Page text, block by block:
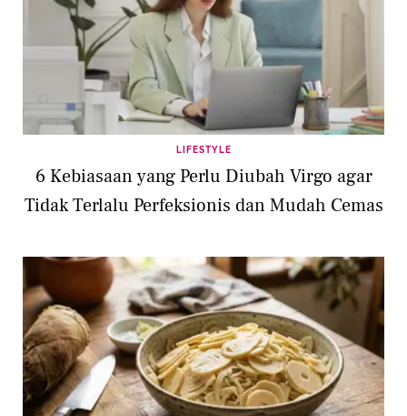
LIFESTYLE
6 Kebiasaan yang Perlu Diubah Virgo agar
Tidak Terlalu Perfeksionis dan Mudah Cemas